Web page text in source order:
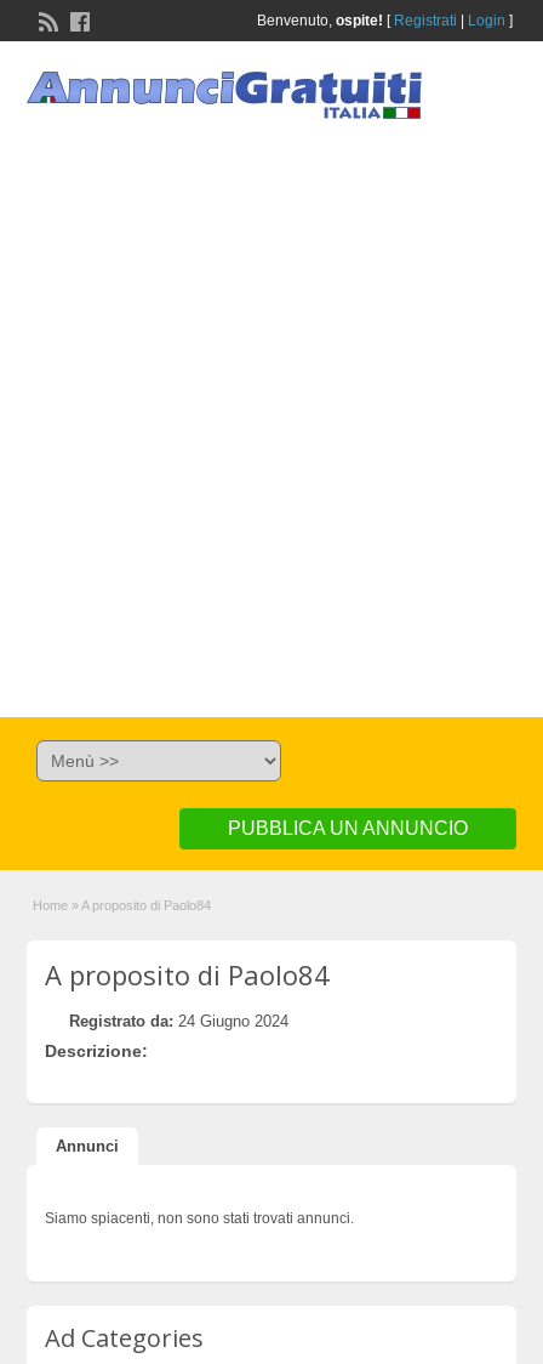
Benvenuto, ospite! [ Registrati Login ]
PUBBLICA UN ANNUNCIO
Home » A proposito di Paolo84
A proposito di Paolo84
Registrato da: 24 Giugno 2024
Descrizione:
Annunci
Siamo spiacenti, non sono stati trovati annunci.
Ad Categories